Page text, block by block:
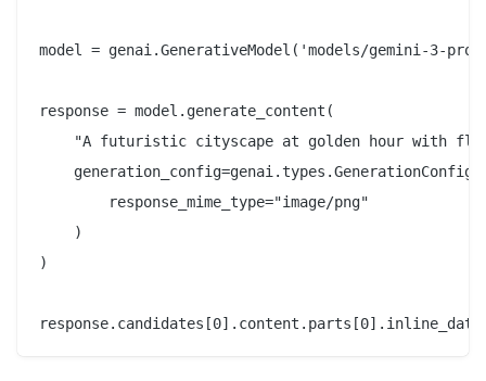
model = genai.GenerativeModel('models/gemini-3-
response = model.generate_content(
"A futuristic cityscape at golden hour with
    generation_config=genai.types.GenerationConfig(
        response_mime_type="image/png"
    )
)